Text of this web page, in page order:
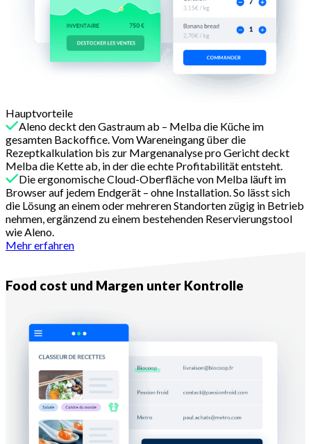
Hauptvorteile
Aleno deckt den Gastraum ab – Melba die Küche im
gesamten Backoffice. Vom Wareneingang über die
Rezeptkalkulation bis zur Margenanalyse pro Gericht deckt
Melba die Kette ab, in der die echte Profitabilität entsteht.
Die ergonomische Cloud-Oberfläche von Melba läuft im
Browser auf jedem Endgerät – ohne Installation. So lässt sich
die Lösung an einem oder mehreren Standorten zügig in Betrieb
nehmen, ergänzend zu einem bestehenden Reservierungstool
wie Aleno.
Mehr erfahren
Food cost und Margen unter Kontrolle